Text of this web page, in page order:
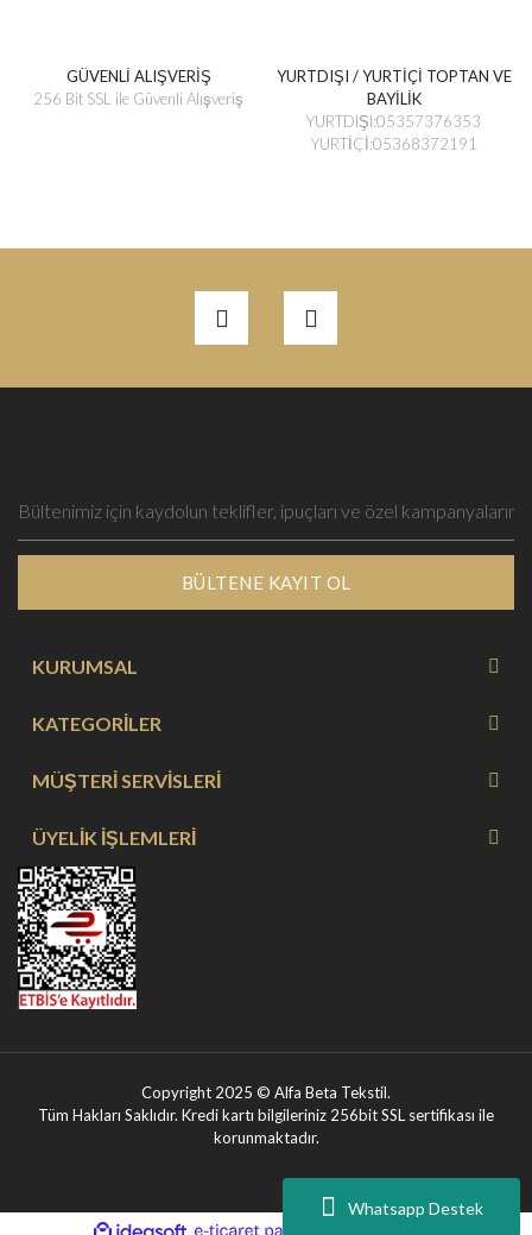
Whatsapp Destek
GÜVENLİ ALIŞVERİŞ
256 Bit SSL ile Güvenli Alışveriş
YURTDIŞI / YURTİÇİ TOPTAN VE
BAYİLİK
YURTDIŞI:05357376353
YURTİÇİ:05368372191
BÜLTENE KAYIT OL
KURUMSAL
KATEGORİLER
MÜŞTERİ SERVİSLERİ
ÜYELİK İŞLEMLERİ
Copyright 2025 © Alfa Beta Tekstil.
Tüm Hakları Saklıdır. Kredi kartı bilgileriniz 256bit SSL sertifikası ile
korunmaktadır.
ideasoft